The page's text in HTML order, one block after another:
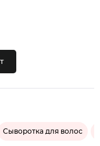
Сыворотка для волос